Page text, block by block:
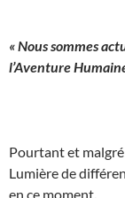
« Nous sommes
l’Aventure
Pourtant et
Lumière de
en ce moment.